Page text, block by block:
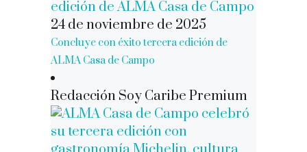
24 de noviembre de 2025
Concluye con éxito tercera edición de
ALMA Casa de Campo
Redacción Soy Caribe Premium